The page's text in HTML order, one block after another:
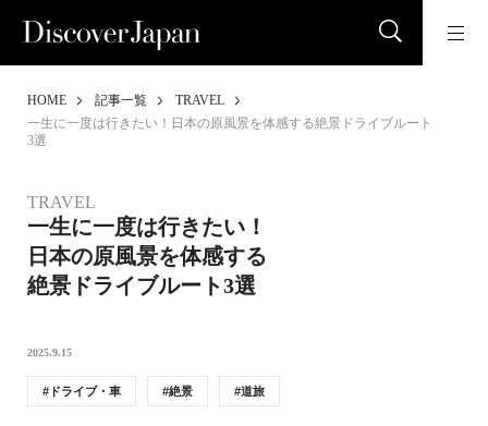
HOME 記事一覧
TRAVEL
一生に一度は行きたい！日本の原風景を体感する絶景ドライブルート
3選
TRAVEL
一生に一度は行きたい！
日本の原風景を体感する
絶景ドライブルート3選
2025.9.15
ドライブ・車 絶景 道旅